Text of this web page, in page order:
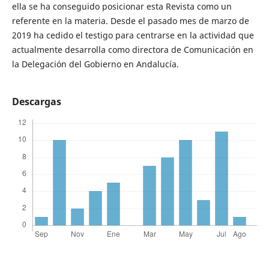
ella se ha conseguido posicionar esta Revista como un
referente en la materia. Desde el pasado mes de marzo de
2019 ha cedido el testigo para centrarse en la actividad que
actualmente desarrolla como directora de Comunicación en
la Delegación del Gobierno en Andalucía.
Descargas